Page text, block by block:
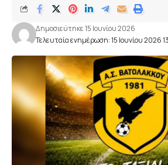
Τελευταία ενημέρωση: 15 Ιουνίου 2026
Δημοσιεύτηκε 15 Ιουνίου 2026